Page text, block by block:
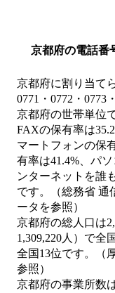
京都府の電話番
京都府に割り当て
0771・0772・0773
京都府の世帯単位
FAXの保有率は
マートフォンの保
有率は41.4%、パ
ンターネットを誰
です。（総務省 通
ータを参照）
京都府の総人口は
1,309,220人）で全
全国13位です。（
参照）
京都府の事業所数